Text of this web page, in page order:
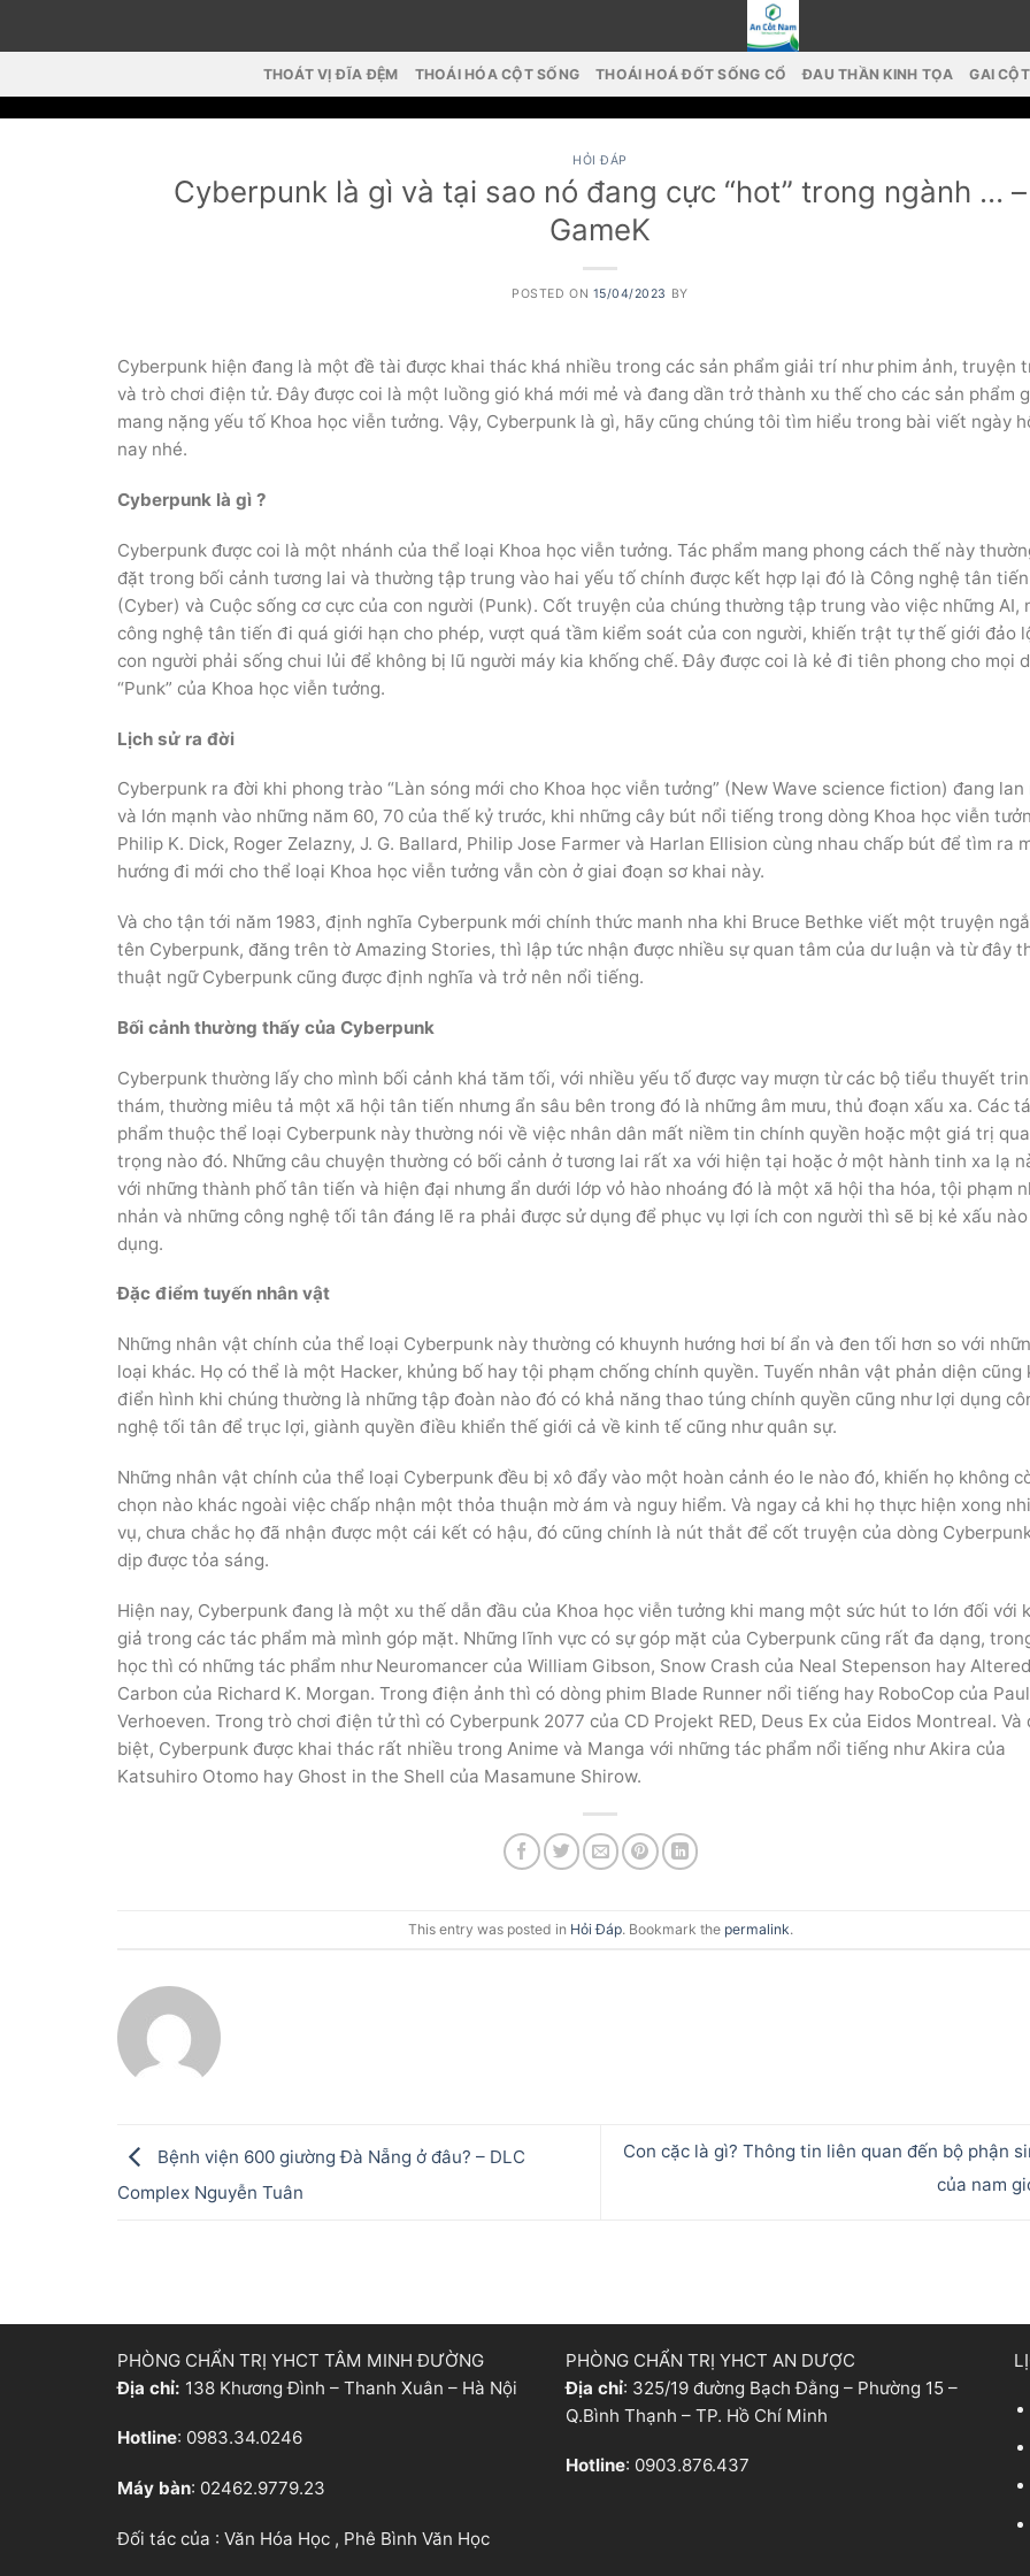
THOÁT VỊ ĐĨA ĐỆM THOÁI HÓA CỘT SỐNG THOÁI HOÁ ĐỐT SỐNG CỔ ĐAU THẦN KINH TỌA GAI
HỎI ĐÁP
Cyberpunk là gì và tại sao nó đang cực “hot” trong ngành … –
GameK
POSTED ON 15/04/2023 BY
Cyberpunk hiện đang là một đề tài được khai thác khá nhiều trong các sản phẩm giải trí như phim ảnh, truyện
và trò chơi điện tử. Đây được coi là một luồng gió khá mới mẻ và đang dần trở thành xu thế cho các sản phẩm
mang nặng yếu tố Khoa học viễn tưởng. Vậy, Cyberpunk là gì, hãy cũng chúng tôi tìm hiểu trong bài viết ngày
nay nhé.
Cyberpunk là gì ?
Cyberpunk được coi là một nhánh của thể loại Khoa học viễn tưởng. Tác phẩm mang phong cách thế này
đặt trong bối cảnh tương lai và thường tập trung vào hai yếu tố chính được kết hợp lại đó là Công nghệ tân tiến
(Cyber) và Cuộc sống cơ cực của con người (Punk). Cốt truyện của chúng thường tập trung vào việc những AI,
công nghệ tân tiến đi quá giới hạn cho phép, vượt quá tầm kiểm soát của con người, khiến trật tự thế giới đảo
con người phải sống chui lủi để không bị lũ người máy kia khống chế. Đây được coi là kẻ đi tiên phong cho mọi
“Punk” của Khoa học viễn tưởng.
Lịch sử ra đời
Cyberpunk ra đời khi phong trào “Làn sóng mới cho Khoa học viễn tưởng” (New Wave science fiction) đang lan
và lớn mạnh vào những năm 60, 70 của thế kỷ trước, khi những cây bút nổi tiếng trong dòng Khoa học viễn
Philip K. Dick, Roger Zelazny, J. G. Ballard, Philip Jose Farmer và Harlan Ellision cùng nhau chấp bút để tìm ra
hướng đi mới cho thể loại Khoa học viễn tưởng vẫn còn ở giai đoạn sơ khai này.
Và cho tận tới năm 1983, định nghĩa Cyberpunk mới chính thức manh nha khi Bruce Bethke viết một truyện
tên Cyberpunk, đăng trên tờ Amazing Stories, thì lập tức nhận được nhiều sự quan tâm của dư luận và từ đây
thuật ngữ Cyberpunk cũng được định nghĩa và trở nên nổi tiếng.
Bối cảnh thường thấy của Cyberpunk
Cyberpunk thường lấy cho mình bối cảnh khá tăm tối, với nhiều yếu tố được vay mượn từ các bộ tiểu thuyết
thám, thường miêu tả một xã hội tân tiến nhưng ẩn sâu bên trong đó là những âm mưu, thủ đoạn xấu xa. Các
phẩm thuộc thể loại Cyberpunk này thường nói về việc nhân dân mất niềm tin chính quyền hoặc một giá trị
trọng nào đó. Những câu chuyện thường có bối cảnh ở tương lai rất xa với hiện tại hoặc ở một hành tinh xa lạ
với những thành phố tân tiến và hiện đại nhưng ẩn dưới lớp vỏ hào nhoáng đó là một xã hội tha hóa, tội phạm
nhản và những công nghệ tối tân đáng lẽ ra phải được sử dụng để phục vụ lợi ích con người thì sẽ bị kẻ xấu
dụng.
Đặc điểm tuyến nhân vật
Những nhân vật chính của thể loại Cyberpunk này thường có khuynh hướng hơi bí ẩn và đen tối hơn so với
loại khác. Họ có thể là một Hacker, khủng bố hay tội phạm chống chính quyền. Tuyến nhân vật phản diện cũng
điển hình khi chúng thường là những tập đoàn nào đó có khả năng thao túng chính quyền cũng như lợi dụng
nghệ tối tân để trục lợi, giành quyền điều khiển thế giới cả về kinh tế cũng như quân sự.
Những nhân vật chính của thể loại Cyberpunk đều bị xô đẩy vào một hoàn cảnh éo le nào đó, khiến họ không
chọn nào khác ngoài việc chấp nhận một thỏa thuận mờ ám và nguy hiểm. Và ngay cả khi họ thực hiện xong
vụ, chưa chắc họ đã nhận được một cái kết có hậu, đó cũng chính là nút thắt để cốt truyện của dòng
dịp được tỏa sáng.
Hiện nay, Cyberpunk đang là một xu thế dẫn đầu của Khoa học viễn tưởng khi mang một sức hút to lớn đối với
giả trong các tác phẩm mà mình góp mặt. Những lĩnh vực có sự góp mặt của Cyberpunk cũng rất đa dạng,
học thì có những tác phẩm như Neuromancer của William Gibson, Snow Crash của Neal Stepenson hay Altered
Carbon của Richard K. Morgan. Trong điện ảnh thì có dòng phim Blade Runner nổi tiếng hay RoboCop của Paul
Verhoeven. Trong trò chơi điện tử thì có Cyberpunk 2077 của CD Projekt RED, Deus Ex của Eidos Montreal. Và
biệt, Cyberpunk được khai thác rất nhiều trong Anime và Manga với những tác phẩm nổi tiếng như Akira của
Katsuhiro Otomo hay Ghost in the Shell của Masamune Shirow.
This entry was posted in Hỏi Đáp. Bookmark the permalink.
Bệnh viện 600 giường Đà Nẵng ở đâu? – DLC
Complex Nguyễn Tuân
Con cặc là gì? Thông tin liên quan đến bộ phận
của nam
PHÒNG CHẨN TRỊ YHCT TÂM MINH ĐƯỜNG
Địa chỉ: 138 Khương Đình – Thanh Xuân – Hà Nội
Hotline: 0983.34.0246
Máy bàn: 02462.9779.23
Đối tác của : Văn Hóa Học , Phê Bình Văn Học
PHÒNG CHẨN TRỊ YHCT AN DƯỢC
Địa chỉ: 325/19 đường Bạch Đằng – Phường 15 –
Q.Bình Thạnh – TP. Hồ Chí Minh
Hotline: 0903.876.437